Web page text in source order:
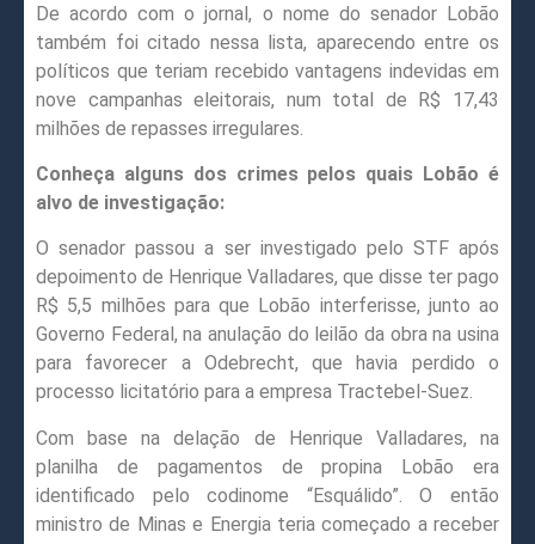
De acordo com o jornal, o nome do senador Lobão
também foi citado nessa lista, aparecendo entre os
políticos que teriam recebido vantagens indevidas em
nove campanhas eleitorais, num total de R$ 17,43
milhões de repasses irregulares.
Conheça alguns dos crimes pelos quais Lobão é
alvo de investigação:
O senador passou a ser investigado pelo STF após
depoimento de Henrique Valladares, que disse ter pago
R$ 5,5 milhões para que Lobão interferisse, junto ao
Governo Federal, na anulação do leilão da obra na usina
para favorecer a Odebrecht, que havia perdido o
processo licitatório para a empresa Tractebel-Suez.
Com base na delação de Henrique Valladares, na
planilha de pagamentos de propina Lobão era
identificado pelo codinome “Esquálido”. O então
ministro de Minas e Energia teria começado a receber